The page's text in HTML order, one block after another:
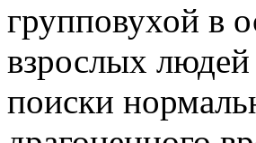
групповухой в
взрослых людей
поиски